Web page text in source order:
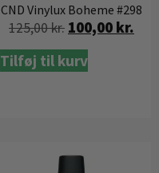
CND Vinylux Boheme #298
125,00kr. 100,00 kr.
Tilføj til kurv